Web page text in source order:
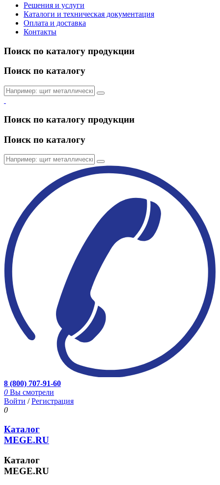
Решения и услуги
Каталоги и техническая документация
Оплата и доставка
Контакты
Поиск по каталогу продукции
Поиск по каталогу
Поиск по каталогу продукции
Поиск по каталогу
8 (800) 707-91-60
0 Вы смотрели
Войти /Регистрация
0
Каталог
MEGE.RU
Каталог
MEGE.RU